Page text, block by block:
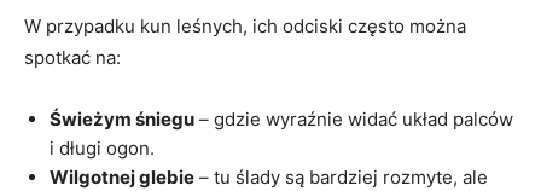
W przypadku kun leśnych, ich odciski często można
spotkać na:
Świeżym śniegu – gdzie wyraźnie widać układ palców
i długi ogon.
Wilgotnej glebie – tu ślady są bardziej rozmyte, ale